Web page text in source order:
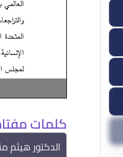
كلمات
الدكتور هيثم